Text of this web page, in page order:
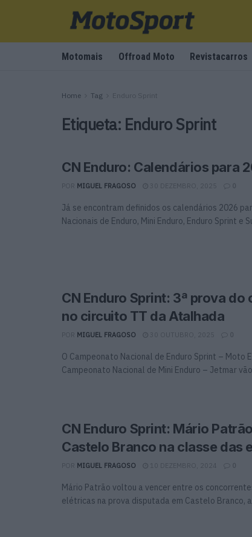
Motomais Offroad Moto Revistacarros
Home Tag Enduro Sprint
Etiqueta: Enduro Sprint
CN Enduro: Calendários para
MIGUEL FRAGOSO 30 DEZEMBRO, 2025 0
Já se encontram definidos os calendários 2026
Nacionais de Enduro, Mini Enduro, Enduro Sprint e
CN Enduro Sprint: 3ª prova do
no circuito TT da Atalhada
MIGUEL FRAGOSO 30 OUTUBRO, 2025 0
O Campeonato Nacional de Enduro Sprint – Moto
Campeonato Nacional de Mini Enduro – Jetmar
CN Enduro Sprint: Mário
Castelo Branco na classe das
MIGUEL FRAGOSO 10 DEZEMBRO, 2024 0
Mário Patrão voltou a vencer entre os
elétricas na prova disputada em Castelo Branco,